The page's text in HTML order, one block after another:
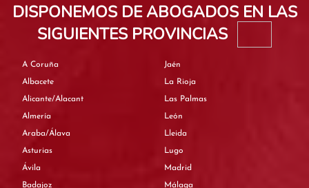
DISPONEMOS DE ABOGADOS EN LAS
SIGUIENTES PROVINCIAS
A Coruña
Albacete
Alicante/Alacant
Almería
Araba/Álava
Asturias
Ávila
Badajoz
Jaén
La Rioja
Las Palmas
León
Lleida
Lugo
Madrid
Málaga